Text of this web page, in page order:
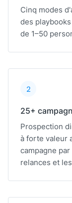
Cinq modes
des
de 1–50
2
25+
Prospection
à forte valeur
campagne
relances et